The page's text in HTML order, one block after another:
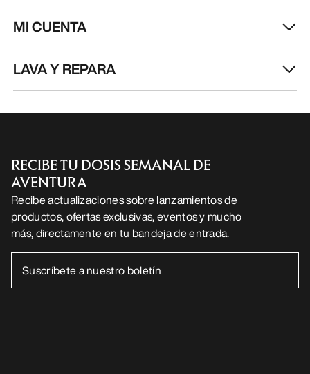
MI CUENTA
LAVA Y REPARA
RECIBE TU DOSIS SEMANAL DE
AVENTURA
Recibe actualizaciones sobre lanzamientos de
productos, ofertas exclusivas, eventos y mucho
más, directamente en tu bandeja de entrada.